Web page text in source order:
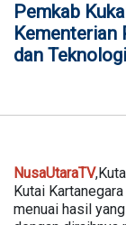
Pemkab
Kementerian
dan
NusaUtaraTV
Kutai
menuai hasil